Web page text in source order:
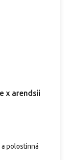
x arendsii
polostinná